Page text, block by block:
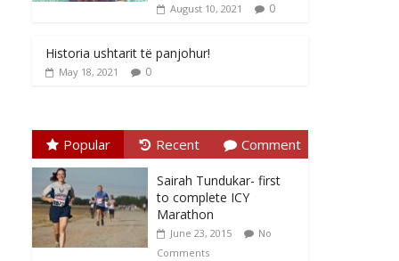
August 10, 2021 0
Historia ushtarit të panjohur!
May 18, 2021 0
Popular Recent Comment
Sairah Tundukar- first
to complete ICY
Marathon
June 23, 2015
No
Comments